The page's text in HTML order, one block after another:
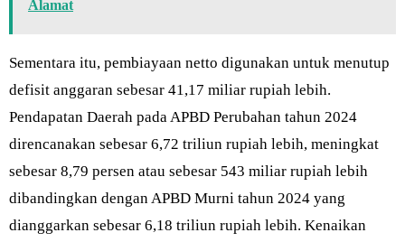
Alamat
Sementara itu, pembiayaan netto digunakan untuk menutup
defisit anggaran sebesar 41,17 miliar rupiah lebih.
Pendapatan Daerah pada APBD Perubahan tahun 2024
direncanakan sebesar 6,72 triliun rupiah lebih, meningkat
sebesar 8,79 persen atau sebesar 543 miliar rupiah lebih
dibandingkan dengan APBD Murni tahun 2024 yang
dianggarkan sebesar 6,18 triliun rupiah lebih. Kenaikan